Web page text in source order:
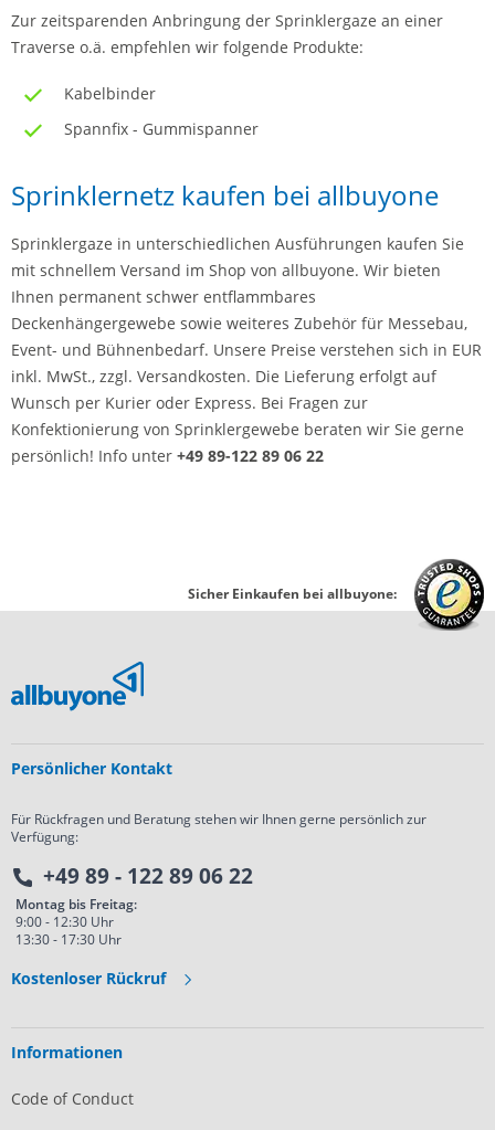
Zur zeitsparenden Anbringung der Sprinklergaze an einer
Traverse o.ä. empfehlen wir folgende Produkte:
Kabelbinder
Spannfix - Gummispanner
Sprinklernetz kaufen bei allbuyone
Sprinklergaze in unterschiedlichen Ausführungen kaufen Sie
mit schnellem Versand im Shop von allbuyone. Wir bieten
Ihnen permanent schwer entflammbares
Deckenhängergewebe sowie weiteres Zubehör für Messebau,
Event- und Bühnenbedarf. Unsere Preise verstehen sich in EUR
inkl. MwSt., zzgl. Versandkosten. Die Lieferung erfolgt auf
Wunsch per Kurier oder Express. Bei Fragen zur
Konfektionierung von Sprinklergewebe beraten wir Sie gerne
persönlich! Info unter +49 89-122 89 06 22
Sicher Einkaufen bei allbuyone:
Persönlicher Kontakt
Für Rückfragen und Beratung stehen wir Ihnen gerne persönlich zur
Verfügung:
+49 89 - 122 89 06 22
Montag bis Freitag:
9:00 - 12:30 Uhr
13:30 - 17:30 Uhr
Kostenloser Rückruf
Informationen
Code of Conduct